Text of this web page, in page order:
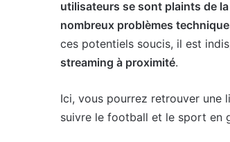
utilisateurs se sont plaints de
nombreux problèmes
ces potentiels soucis, il est
streaming à proximité.
Ici, vous pourrez retrouver une
suivre le football et le sport en